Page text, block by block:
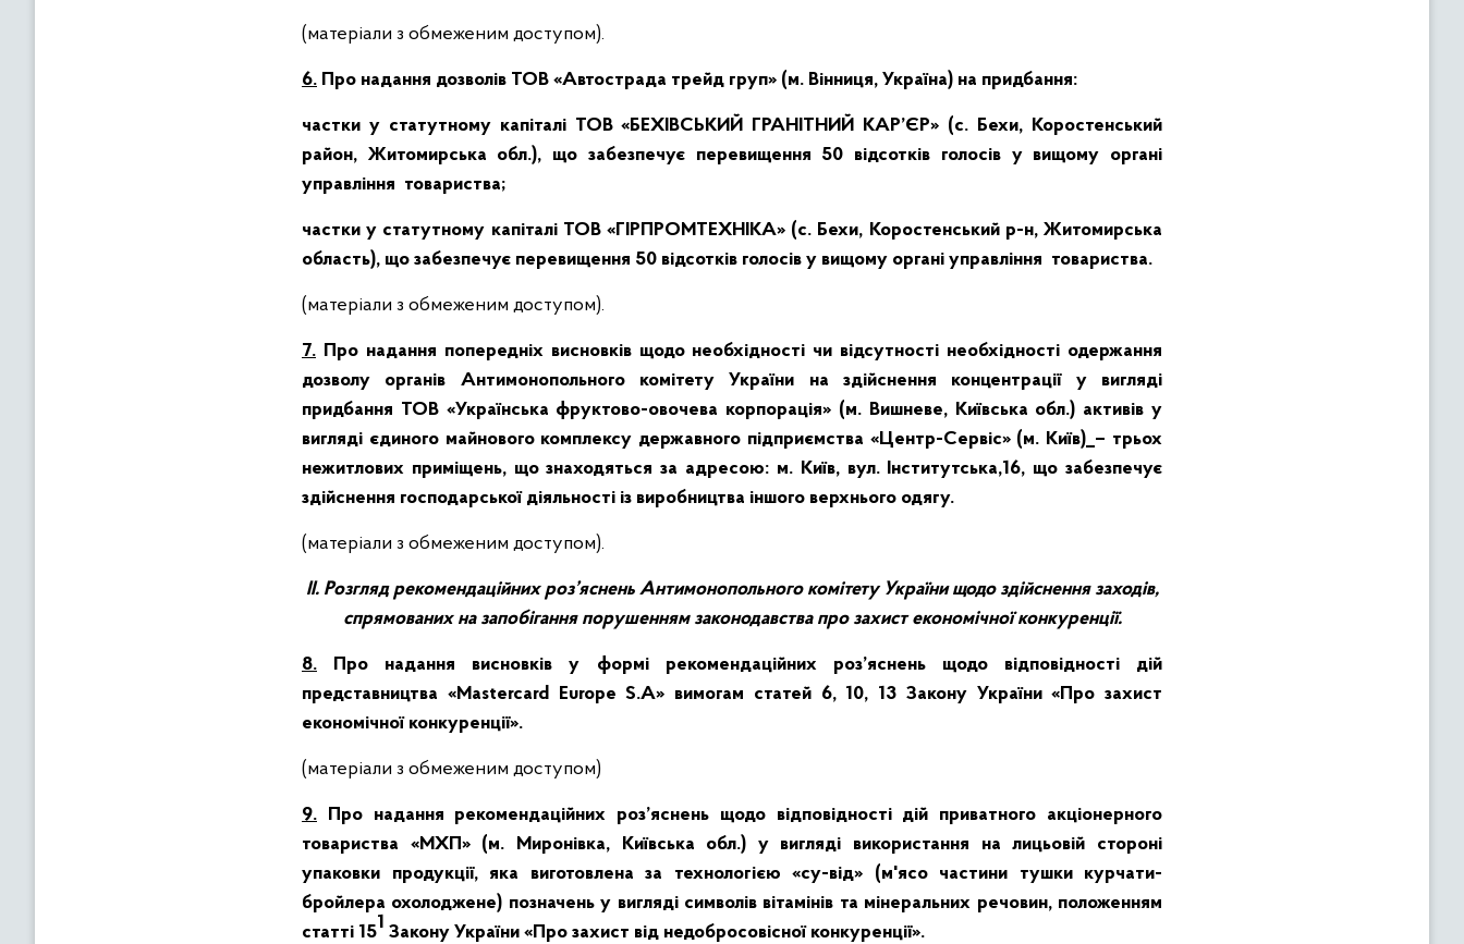
(матеріали з обмеженим доступом).
6. Про надання дозволів ТОВ «Автострада трейд груп» (м. Вінниця, Україна) на придбання:
частки у статутному капіталі ТОВ «БЕХІВСЬКИЙ ГРАНІТНИЙ КАР’ЄР» (с. Бехи, Коростенський
район, Житомирська обл.), що забезпечує перевищення 50 відсотків голосів у вищому органі
управління товариства;
частки у статутному капіталі ТОВ «ГІРПРОМТЕХНІКА» (с. Бехи, Коростенський р-н, Житомирська
область), що забезпечує перевищення 50 відсотків голосів у вищому органі управління товариства.
(матеріали з обмеженим доступом).
7. Про надання попередніх висновків щодо необхідності чи відсутності необхідності одержання
дозволу органів Антимонопольного комітету України на здійснення концентрації у вигляді
придбання ТОВ «Українська фруктово-овочева корпорація» (м. Вишневе, Київська обл.) активів у
вигляді єдиного майнового комплексу державного підприємства «Центр-Сервіс» (м. Київ)_– трьох
нежитлових приміщень, що знаходяться за адресою: м. Київ, вул. Інститутська,16, що забезпечує
здійснення господарської діяльності із виробництва іншого верхнього одягу.
(матеріали з обмеженим доступом).
ІІ. Розгляд рекомендаційних роз’яснень Антимонопольного комітету України щодо здійснення заходів,
спрямованих на запобігання порушенням законодавства про захист економічної конкуренції.
8. Про надання висновків у формі рекомендаційних роз’яснень щодо відповідності дій
представництва «Mastercard Europe S.A» вимогам статей 6, 10, 13 Закону України «Про захист
економічної конкуренції».
(матеріали з обмеженим доступом)
9. Про надання рекомендаційних роз’яснень щодо відповідності дій приватного акціонерного
товариства «МХП» (м. Миронівка, Київська обл.) у вигляді використання на лицьовій стороні
упаковки продукції, яка виготовлена за технологією «су-від» (м'ясо частини тушки курчати-
бройлера охолоджене) позначень у вигляді символів вітамінів та мінеральних речовин, положенням
статті 151 Закону України «Про захист від недобросовісної конкуренції».